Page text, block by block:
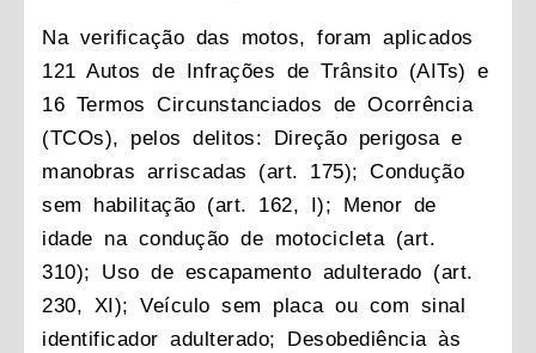
Na verificação das motos, foram aplicados
121 Autos de Infrações de Trânsito (AITs) e
16 Termos Circunstanciados de Ocorrência
(TCOs), pelos delitos: Direção perigosa e
manobras arriscadas (art. 175); Condução
sem habilitação (art. 162, I); Menor de
idade na condução de motocicleta (art.
310); Uso de escapamento adulterado (art.
230, XI); Veículo sem placa ou com sinal
identificador adulterado; Desobediência às